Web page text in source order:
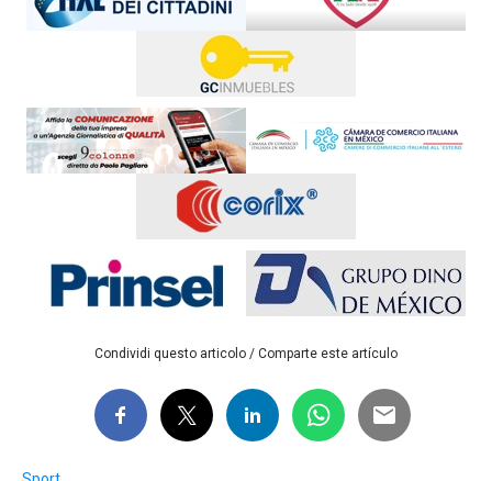
Condividi questo articolo / Comparte este artículo